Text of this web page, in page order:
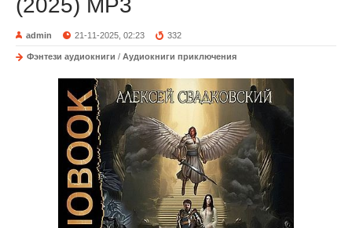
(2025) MP3
admin 21-11-2025, 02:23 332
Фэнтези аудиокниги / Аудиокниги приключения